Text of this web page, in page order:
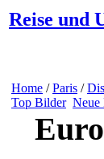
Reise und
Home /Paris /
Top Bilder Neue